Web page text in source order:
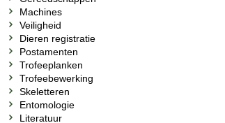
Machines
Veiligheid
Dieren registratie
Postamenten
Trofeeplanken
Trofeebewerking
Skeletteren
Entomologie
Literatuur